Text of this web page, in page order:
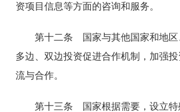
资项目信息等方面的咨询和服务。
第十二条 国家与其他国家和地区
多边、双边投资促进合作机制，加强
流与合作。
第十三条 国家根据需要，设立特